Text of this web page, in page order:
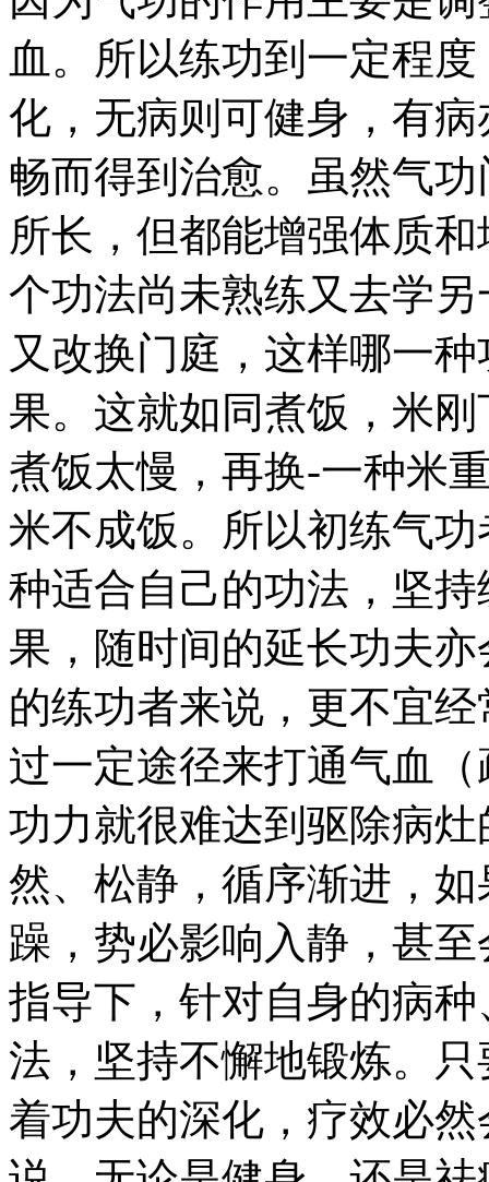
血。所以练功到一定程
化，无病则可健身，有
畅而得到治愈。虽然气
所长，但都能增强体质
个功法尚未熟练又去学
又改换门庭，这样哪一
果。这就如同煮饭，米
煮饭太慢，再换-一种米
米不成饭。所以初练气
种适合自己的功法，坚
果，随时间的延长功夫
的练功者来说，更不宜
过一定途径来打通气血
功力就很难达到驱除病
然、松静，循序渐进，
躁，势必影响入静，甚
指导下，针对自身的病
法，坚持不懈地锻炼。
着功夫的深化，疗效必